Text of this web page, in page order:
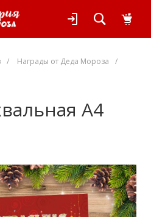
/ Награды от Деда Мороза
/
А4